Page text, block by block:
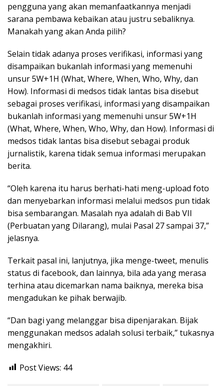
pengguna yang akan memanfaatkannya menjadi
sarana pembawa kebaikan atau justru sebaliknya.
Manakah yang akan Anda pilih?
Selain tidak adanya proses verifikasi, informasi yang
disampaikan bukanlah informasi yang memenuhi
unsur 5W+1H (What, Where, When, Who, Why, dan
How). Informasi di medsos tidak lantas bisa disebut
sebagai proses verifikasi, informasi yang disampaikan
bukanlah informasi yang memenuhi unsur 5W+1H
(What, Where, When, Who, Why, dan How). Informasi di
medsos tidak lantas bisa disebut sebagai produk
jurnalistik, karena tidak semua informasi merupakan
berita.
“Oleh karena itu harus berhati-hati meng-upload foto
dan menyebarkan informasi melalui medsos pun tidak
bisa sembarangan. Masalah nya adalah di Bab VII
(Perbuatan yang Dilarang), mulai Pasal 27 sampai 37,”
jelasnya.
Terkait pasal ini, lanjutnya, jika menge-tweet, menulis
status di facebook, dan lainnya, bila ada yang merasa
terhina atau dicemarkan nama baiknya, mereka bisa
mengadukan ke pihak berwajib.
“Dan bagi yang melanggar bisa dipenjarakan. Bijak
menggunakan medsos adalah solusi terbaik,” tukasnya
mengakhiri.
Post Views: 44